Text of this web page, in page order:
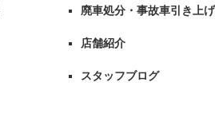
廃車処分・事故車引き上げ
店舗紹介
スタッフブログ